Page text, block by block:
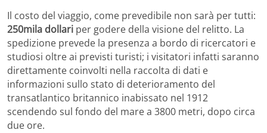
Il costo del viaggio, come prevedibile non sarà per tutti:
250mila dollari per godere della visione del relitto. La
spedizione prevede la presenza a bordo di ricercatori e
studiosi oltre ai previsti turisti; i visitatori infatti saranno
direttamente coinvolti nella raccolta di dati e
informazioni sullo stato di deterioramento del
transatlantico britannico inabissato nel 1912
scendendo sul fondo del mare a 3800 metri, dopo circa
due ore.